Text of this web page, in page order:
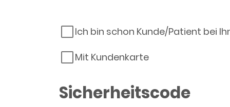
Ich bin schon Kunde/Patient bei
Mit Kundenkarte
Sicherheitscode